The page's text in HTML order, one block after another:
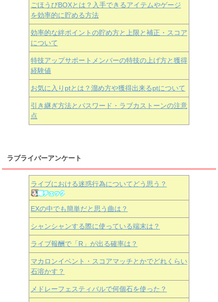
ごほうびBOXとは？入手できるアイテムやゲージ
を効率的に貯める方法
効率的な絆ポイントの貯め方と上限と補正・スコア
について
特技アップサポートメンバーの特技の上げ方と獲得
経験値
お気に入りptとは？溜め方や獲得出来るptについて
引き継ぎ方法とパスワード・ラブカストーンの注意
点
ラブライバーアンケート
ライブにおける迷惑行為についてどう思う？
EXの中でも簡単だと思う曲は？
シャンシャンする際に使っている端末は？
ライブ報酬で「R」が出る確率は？
マカロンイベント・スコアマッチとかでどれくらい
石溶かす？
メドレーフェスティバルで何個石を使った？